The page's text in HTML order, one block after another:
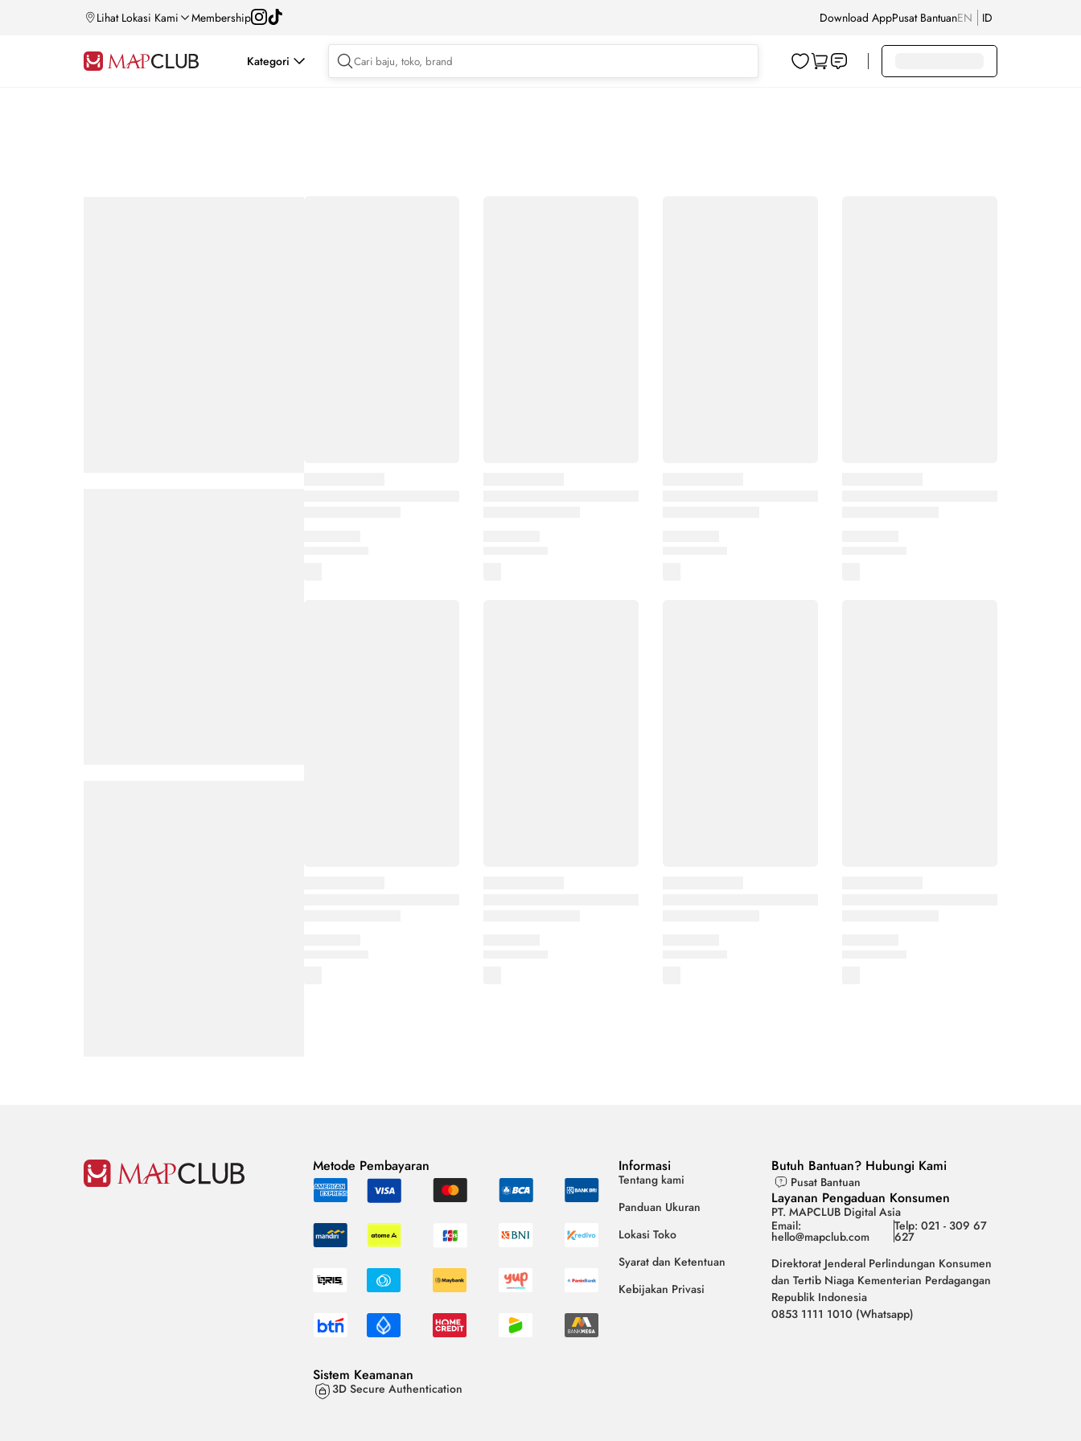
Lihat Lokasi Kami Membership Download AppPusat BantuanEN ID
Kategori
Metode Pembayaran
Sistem Keamanan
3D Secure Authentication
Informasi
Tentang kami
Panduan Ukuran
Lokasi Toko
Syarat dan Ketentuan
Kebijakan Privasi
Butuh Bantuan? Hubungi Kami
Pusat Bantuan
Layanan Pengaduan Konsumen
PT. MAPCLUB Digital Asia
Email:
hello@mapclub.com
Telp: 021 - 309 67
627
Direktorat Jenderal Perlindungan Konsumen
dan Tertib Niaga Kementerian Perdagangan
Republik Indonesia
0853 1111 1010 (Whatsapp)